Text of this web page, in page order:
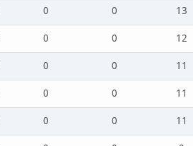
0 0
13
0 0
12
0 0
11
0 0
11
0 0
11